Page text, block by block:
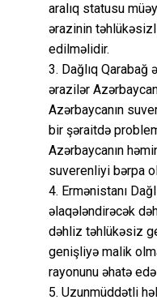
aralıq statusu
ərazinin
edilməlidir.
3. Dağlıq Qarabağ
ərazilər
Azərbaycanın
bir şəraitdə
Azərbaycanın
suverenliyi bərpa
4. Ermənistanı
əlaqələndirəcək
dəhliz təhlükəsiz
genişliyə malik
rayonunu əhatə
5. Uzunmüddətli